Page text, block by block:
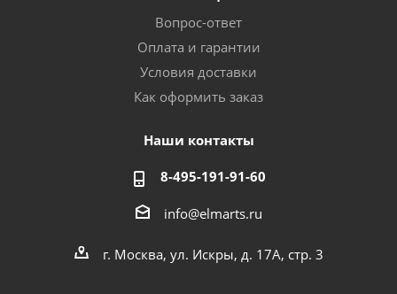
Вопрос-ответ
Оплата и гарантии
Условия доставки
Как оформить заказ
Наши контакты
8-495-191-91-60
info@elmarts.ru
г. Москва, ул. Искры, д. 17А, стр. 3